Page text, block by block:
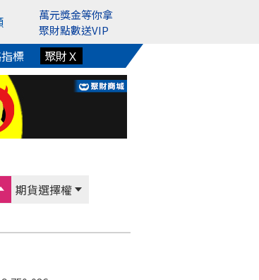
萬元獎金等你拿
聚財點數送VIP
標 聚財Ｘ
期貨選擇權